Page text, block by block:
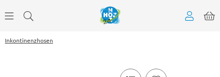
Inkontinenzhosen